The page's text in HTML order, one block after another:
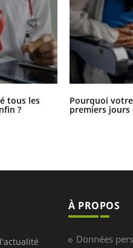
tous les
?
Pourquoi
premiers jours
À PROPOS
Données